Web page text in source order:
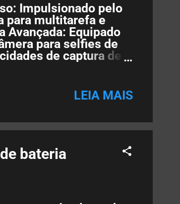
Impulsionado pelo
para multitarefa e
Avançada: Equipado
para selfies de
de captura de
polegadas com
– Bateria de longa
aprimorada:
LEIA MAIS
bateria